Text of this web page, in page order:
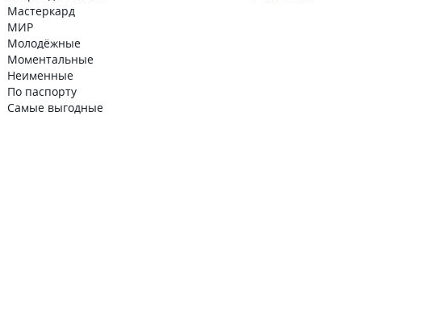
Мастеркард
МИР
Молодёжные
Моментальные
Неименные
По паспорту
Самые выгодные